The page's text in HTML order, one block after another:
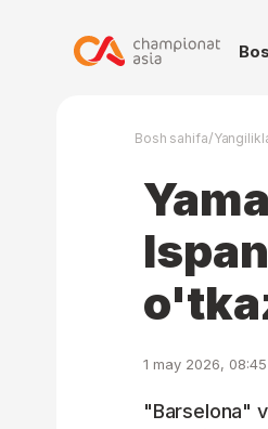
Bosh sahifa/
1 may 2026, 08:45
"Barselona"